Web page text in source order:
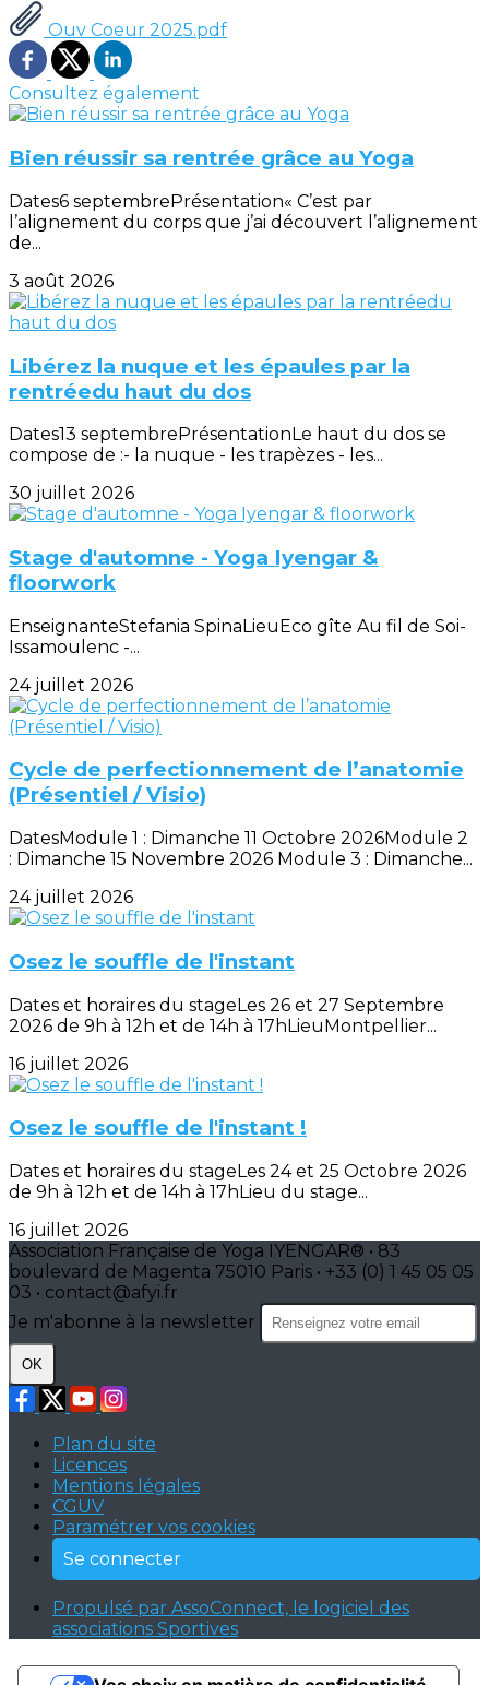
Ouv Coeur 2025.pdf
Consultez également
Bien réussir sa rentrée grâce au Yoga
Dates6 septembrePrésentation« C’est par
l’alignement du corps que j’ai découvert l’alignement
de...
3 août 2026
Libérez la nuque et les épaules par la
rentréedu haut du dos
Dates13 septembrePrésentationLe haut du dos se
compose de :- la nuque - les trapèzes - les...
30 juillet 2026
Stage d'automne - Yoga Iyengar &
floorwork
EnseignanteStefania SpinaLieuEco gîte Au fil de Soi-
Issamoulenc -...
24 juillet 2026
Cycle de perfectionnement de l’anatomie
(Présentiel / Visio)
DatesModule 1 : Dimanche 11 Octobre 2026Module 2
: Dimanche 15 Novembre 2026 Module 3 : Dimanche...
24 juillet 2026
Osez le souffle de l'instant
Dates et horaires du stageLes 26 et 27 Septembre
2026 de 9h à 12h et de 14h à 17hLieuMontpellier...
16 juillet 2026
Osez le souffle de l'instant !
Dates et horaires du stageLes 24 et 25 Octobre 2026
de 9h à 12h et de 14h à 17hLieu du stage...
16 juillet 2026
Association Française de Yoga IYENGAR® • 83
boulevard de Magenta 75010 Paris • +33 (0) 1 45 05 05
03 • contact@afyi.fr
Je m'abonne à la newsletter
OK
Plan du site
Licences
Mentions légales
CGUV
Paramétrer vos cookies
Se connecter
Propulsé par AssoConnect, le logiciel des
associations Sportives